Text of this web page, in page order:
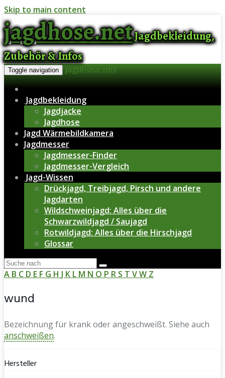
Skip to main content
jagdhose.netJagdbekleidung,
Zubehör & Infos
Toggle navigation jagdhose.net
Jagdbekleidung
Jagdjacke
Jagdhose
Jagd Wärmebildkamera
Jagdmesser
Jagdmesser-Finder
Jagdmesser-Vergleich
Jagd-Wissen
Drückjagd, Treibjagd, Pirsch und andere
Jagdarten
Wildschweinjagd: Alles über die
Schwarzwildjagd / Saujagd
Rotwildjagd: Alles über die Hirschjagd
Glossar
A B C D E F G H J K L M N O P R S T VW Z
wund
Bezeichnung für krank oder angeschweißt. Siehe auch
anschweißen.
Hersteller